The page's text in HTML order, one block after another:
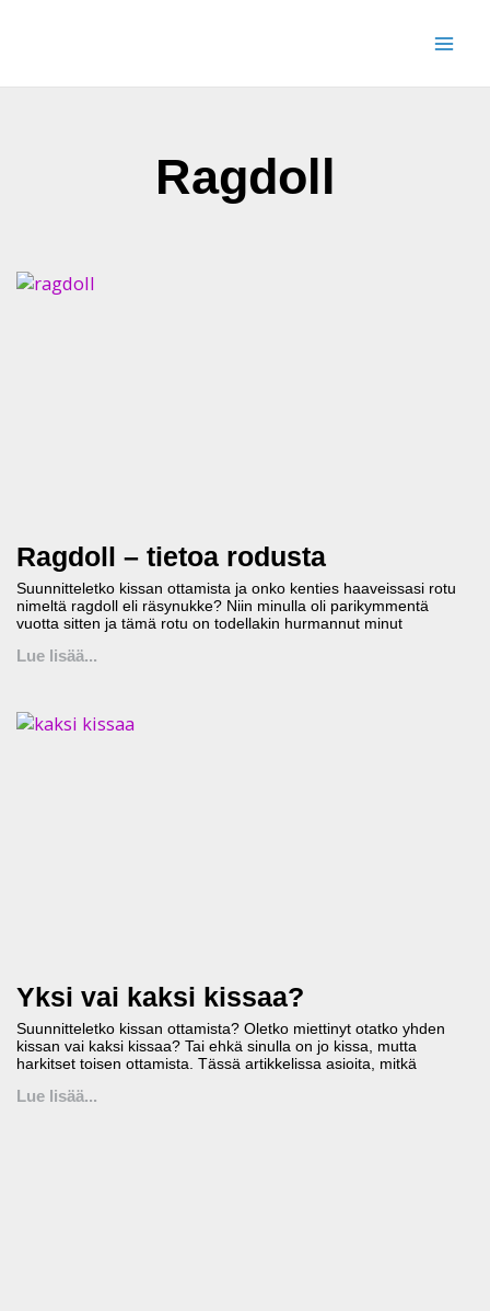
Ragdoll
Ragdoll – tietoa rodusta
Suunnitteletko kissan ottamista ja onko kenties haaveissasi rotu
nimeltä ragdoll eli räsynukke? Niin minulla oli parikymmentä
vuotta sitten ja tämä rotu on todellakin hurmannut minut
Lue lisää...
Yksi vai kaksi kissaa?
Suunnitteletko kissan ottamista? Oletko miettinyt otatko yhden
kissan vai kaksi kissaa? Tai ehkä sinulla on jo kissa, mutta
harkitset toisen ottamista. Tässä artikkelissa asioita, mitkä
Lue lisää...